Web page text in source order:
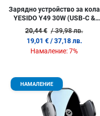
Зарядно устройство за кола
YESIDO Y49 30W (USB-C &
USB-A)
20,44 € / 39,98 лв.
19,01 € / 37,18 лв.
Намаление:7%
НАМАЛЕНИЕ